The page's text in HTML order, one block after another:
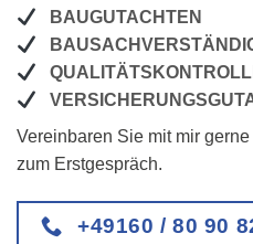
BAUGUTACHTEN
Vereinbaren Sie mit mir
zum Erstgespräch.
+49160 / 80 90